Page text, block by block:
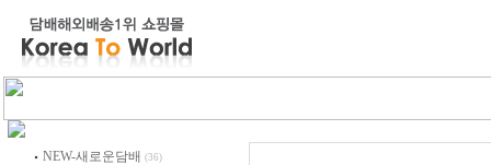
NEW-새로운담배 (36)